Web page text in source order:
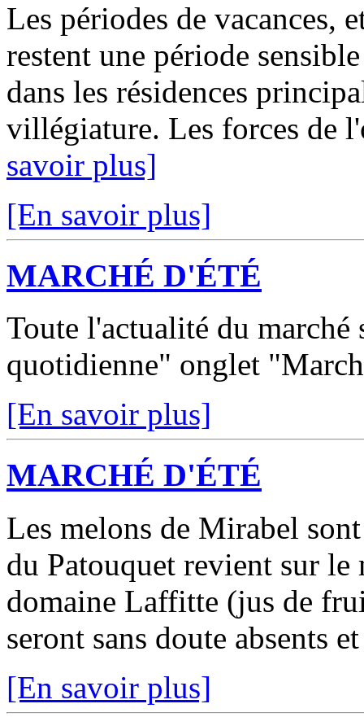
Les périodes de vacances,
restent une période
dans les résidences
villégiature. Les forces de
savoir plus]
[En savoir plus]
MARCHÉ D'ÉTÉ
Toute l'actualité du
quotidienne" onglet
[En savoir plus]
MARCHÉ D'ÉTÉ
Les melons de Mirabel
du Patouquet revient sur le
domaine Laffitte (jus de
seront sans doute absents
[En savoir plus]